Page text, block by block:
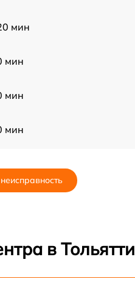
мин
мин
мин
мин
в Тольятти